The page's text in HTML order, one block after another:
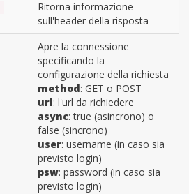
Ritorna informazione
sull'header della risposta
Apre la connessione
specificando la
configurazione della richiesta
method: GET o POST
url: l'url da richiedere
async: true (asincrono) o
false (sincrono)
user: username (in caso sia
previsto login)
psw: password (in caso sia
previsto login)